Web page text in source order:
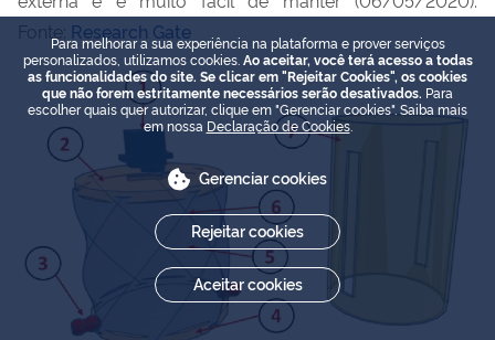
Fonte: Research Gate
Para melhorar a sua experiência na plataforma e prover serviços
personalizados, utilizamos cookies. Ao aceitar, você terá acesso a todas
as funcionalidades do site. Se clicar em "Rejeitar Cookies", os cookies
que não forem estritamente necessários serão desativados. Para
escolher quais quer autorizar, clique em "Gerenciar cookies". Saiba mais
em nossa Declaração de Cookies.
Gerenciar cookies
Rejeitar cookies
Aceitar cookies